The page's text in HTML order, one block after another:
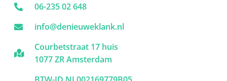
Meer lezen
06-235 02 648
info@denieuweklank.nl
Courbetstraat 17 huis
1077 ZR Amsterdam